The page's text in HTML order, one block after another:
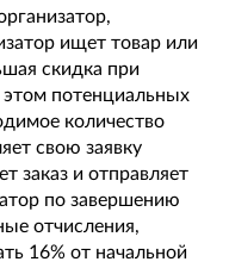
ищет товар или
скидка при
потенциальных
количество
свою заявку
заказ и отправляет
по завершению
отчисления,
16% от начальной